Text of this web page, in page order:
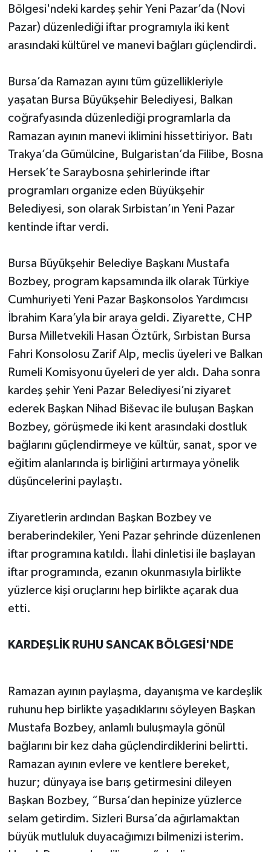
Bölgesi'ndeki kardeş şehir Yeni Pazar’da (Novi
Pazar) düzenlediği iftar programıyla iki kent
arasındaki kültürel ve manevi bağları güçlendirdi.
Bursa’da Ramazan ayını tüm güzellikleriyle
yaşatan Bursa Büyükşehir Belediyesi, Balkan
coğrafyasında düzenlediği programlarla da
Ramazan ayının manevi iklimini hissettiriyor. Batı
Trakya’da Gümülcine, Bulgaristan’da Filibe, Bosna
Hersek’te Saraybosna şehirlerinde iftar
programları organize eden Büyükşehir
Belediyesi, son olarak Sırbistan’ın Yeni Pazar
kentinde iftar verdi.
Bursa Büyükşehir Belediye Başkanı Mustafa
Bozbey, program kapsamında ilk olarak Türkiye
Cumhuriyeti Yeni Pazar Başkonsolos Yardımcısı
İbrahim Kara’yla bir araya geldi. Ziyarette, CHP
Bursa Milletvekili Hasan Öztürk, Sırbistan Bursa
Fahri Konsolosu Zarif Alp, meclis üyeleri ve Balkan
Rumeli Komisyonu üyeleri de yer aldı. Daha sonra
kardeş şehir Yeni Pazar Belediyesi’ni ziyaret
ederek Başkan Nihad Biševac ile buluşan Başkan
Bozbey, görüşmede iki kent arasındaki dostluk
bağlarını güçlendirmeye ve kültür, sanat, spor ve
eğitim alanlarında iş birliğini artırmaya yönelik
düşüncelerini paylaştı.
Ziyaretlerin ardından Başkan Bozbey ve
beraberindekiler, Yeni Pazar şehrinde düzenlenen
iftar programına katıldı. İlahi dinletisi ile başlayan
iftar programında, ezanın okunmasıyla birlikte
yüzlerce kişi oruçlarını hep birlikte açarak dua
etti.
KARDEŞLİK RUHU SANCAK BÖLGESİ'NDE
Ramazan ayının paylaşma, dayanışma ve kardeşlik
ruhunu hep birlikte yaşadıklarını söyleyen Başkan
Mustafa Bozbey, anlamlı buluşmayla gönül
bağlarını bir kez daha güçlendirdiklerini belirtti.
Ramazan ayının evlere ve kentlere bereket,
huzur; dünyaya ise barış getirmesini dileyen
Başkan Bozbey, “Bursa’dan hepinize yüzlerce
selam getirdim. Sizleri Bursa’da ağırlamaktan
büyük mutluluk duyacağımızı bilmenizi isterim.